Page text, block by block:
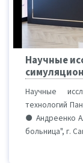
Научные
Научные
технологий
● Андреенко
больница", г.